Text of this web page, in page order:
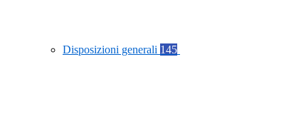
Disposizioni generali 145